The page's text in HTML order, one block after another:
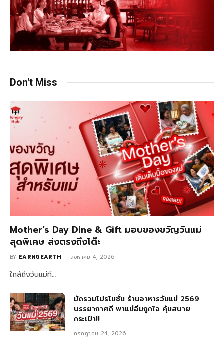
Don't Miss
Mother’s Day Dine & Gift มอบของขวัญวันแม่
สุดพิเศษ ส่งตรงถึงโต๊ะ
BY EARNGEARTH สิงหาคม 4, 2026
ใกล้ถึงวันแม่ที…
มัดรวมโปรโมชั่น ร้านอาหารวันแม่ 2569
บรรยากาศดี พาแม่อิ่มถูกใจ คุ้มสบาย
กระเป๋า!!
กรกฎาคม 24, 2026